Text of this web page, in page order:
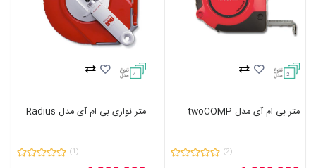
2
متر بی ام آی مدل twoCOMP
(2)
4
متر نواری بی ام آی مدل Radius
(1)